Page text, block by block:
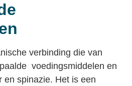
verbinding die van
voedingsmiddelen en
en spinazie. Het is een